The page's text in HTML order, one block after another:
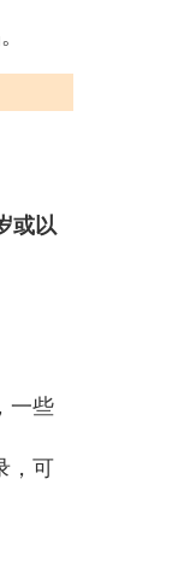
或以
一些
，可